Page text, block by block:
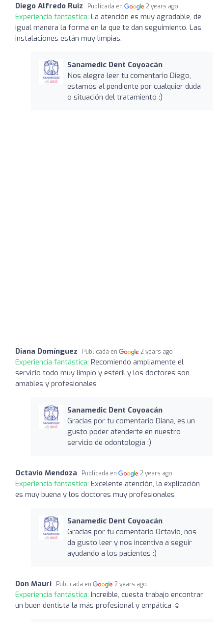
Diego Alfredo Ruiz Publicada en 2 years ago
Experiencia fantástica: La atención es muy agradable, de
igual manera la forma en la que te dan seguimiento. Las
instalaciones están muy limpias.
Sanamedic Dent Coyoacán
Nos alegra leer tu comentario Diego,
estamos al pendiente por cualquier duda
o situación del tratamiento :)
Diana Domínguez Publicada en 2 years ago
Experiencia fantástica: Recomiendo ampliamente el
servicio todo muy limpio y estéril y los doctores son
amables y profesionales
Sanamedic Dent Coyoacán
Gracias por tu comentario Diana, es un
gusto poder atenderte en nuestro
servicio de odontología :)
Octavio Mendoza Publicada en 2 years ago
Experiencia fantástica: Excelente atención, la explicación
es muy buena y los doctores muy profesionales
Sanamedic Dent Coyoacán
Gracias por tu comentario Octavio, nos
da gusto leer y nos incentiva a seguir
ayudando a los pacientes :)
Don Mauri Publicada en 2 years ago
Experiencia fantástica: Increíble, cuesta trabajo encontrar
un buen dentista la más profesional y empática ☺️